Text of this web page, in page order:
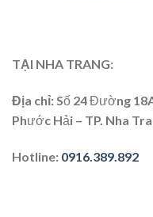
TẠI NHA TRANG:
Địa chỉ: Số 24 Đường
Phước Hải – TP. Nha
Hotline: 0916.389.892